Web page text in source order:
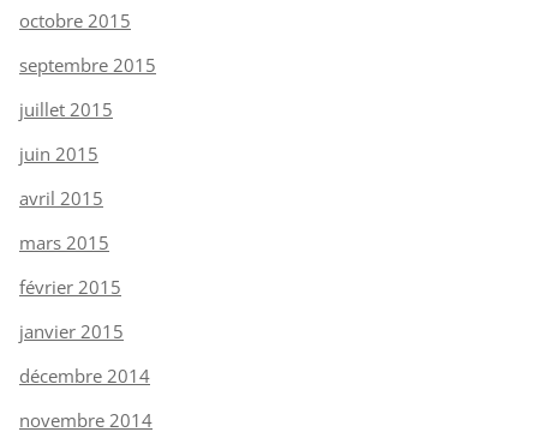
octobre 2015
septembre 2015
juillet 2015
juin 2015
avril 2015
mars 2015
février 2015
janvier 2015
décembre 2014
novembre 2014